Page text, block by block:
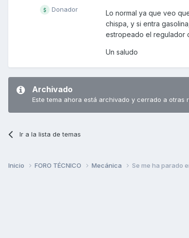
Donador
Lo normal ya que veo
chispa, y si entra
estropeado el regulador
Un saludo
Archivado
Este tema ahora está archivado y cerrado a otras
Ir a la lista de temas
Inicio FORO TÉCNICO Mecánica Se me ha parado